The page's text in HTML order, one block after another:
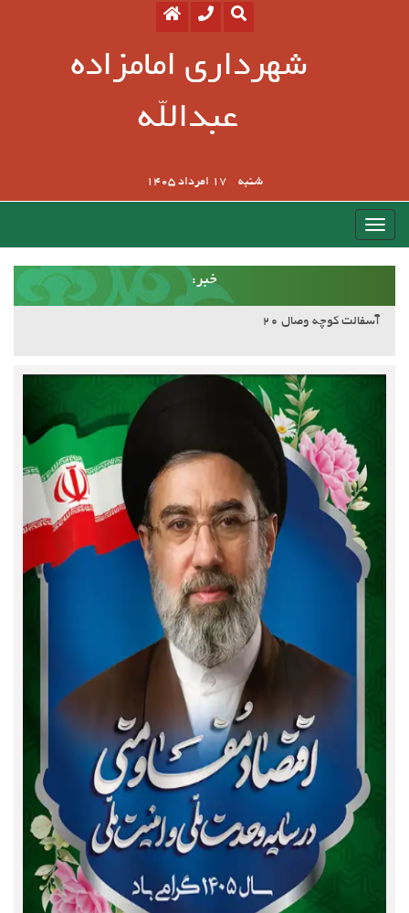
شهرداری امامزاده
عبدالله
شنبه 17 امرداد 1405
:خبر
آسفالت کوچه وصال ۲۰